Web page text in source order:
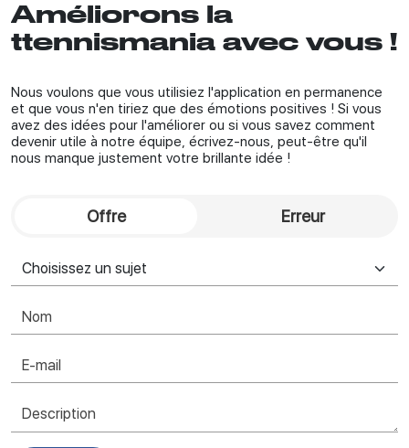
Améliorons la
ttennismania avec vous !
Nous voulons que vous utilisiez l'application en permanence
et que vous n'en tiriez que des émotions positives ! Si vous
avez des idées pour l'améliorer ou si vous savez comment
devenir utile à notre équipe, écrivez-nous, peut-être qu'il
nous manque justement votre brillante idée !
Offre Erreur